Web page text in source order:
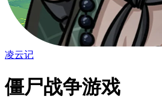
凌云记
僵尸战争游戏